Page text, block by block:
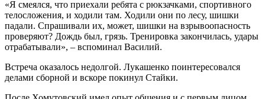
«Я смеялся, что приехали ребята с рюкзачками, спортивного
телосложения, и ходили там. Ходили они по лесу, шишки
падали. Спрашивали их, может, шишки на взрывоопасность
проверяют? Дождь был, грязь. Тренировка закончилась, удары
отрабатывали», – вспоминал Василий.
Встреча оказалось недолгой. Лукашенко поинтересовался
делами сборной и вскоре покинул Стайки.